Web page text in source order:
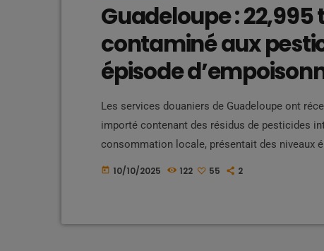
Guadeloupe : 22,995
contaminé aux
épisode
Les services douaniers de Guadeloupe ont
importé contenant des résidus de pesticides
consommation locale, présentait des niveaux
notamment des insecticides et fongicides
today 10/10/2025 122 55 2